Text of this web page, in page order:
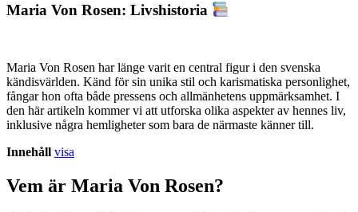
Maria Von Rosen: Livshistoria
Maria Von Rosen har länge varit en central figur i den svenska
kändisvärlden. Känd för sin unika stil och karismatiska personlighet,
fångar hon ofta både pressens och allmänhetens uppmärksamhet. I
den här artikeln kommer vi att utforska olika aspekter av hennes liv,
inklusive några hemligheter som bara de närmaste känner till.
Innehåll visa
Vem är Maria Von Rosen?